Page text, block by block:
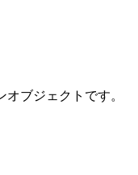
ブジェクトです。